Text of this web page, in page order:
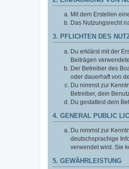
Mit dem Erstellen
Das Nutzungsrecht
3. PFLICHTEN DES
Du erklärst mit der
Beiträgen
Der Betreiber des
oder dauerhaft von
Du nimmst zur
Betreiber, dein
Du gestattest dem
4. GENERAL PUBLIC
Du nimmst zur
deutschsprachige
verwendet wird. Sie
5. GEWÄHRLEISTUNG